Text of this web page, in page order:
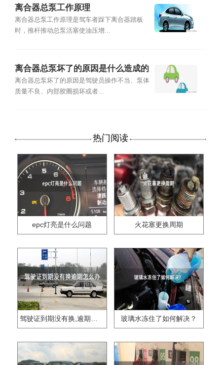
离合器总泵工作原理
离合器总泵工作原理是驾车者踩下离合器踏板
时，推杆推动总泵活塞使油压增...
离合器总泵坏了的原因是什么造成的
离合器总泵坏了的原因是驾驶员操作不当、泵体
质量不良、内部胶圈损坏或者...
热门阅读
epc灯亮是什么问题 火花塞更换周期
驾驶证到期没有换,逾期怎么办?? 玻璃水冻住了如何解决？